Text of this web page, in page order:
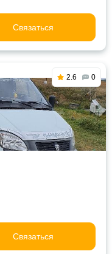
Связаться
2.6 0
Связаться